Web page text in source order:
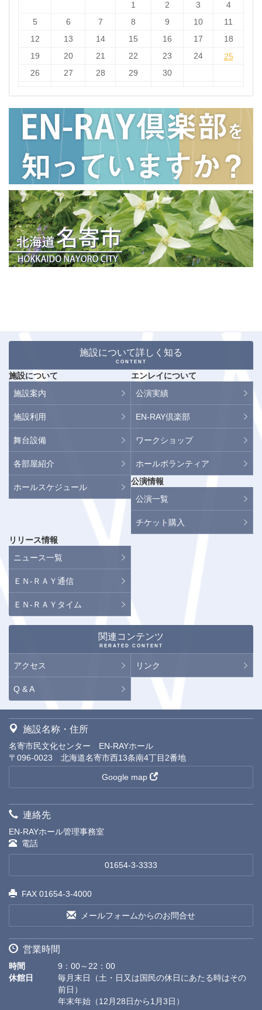
1 2 3
4
5
6 7 8 9 10
11
12
13 14 15 16 17
18
19
20 21 22 23 24 25
25
26
27 28 29 30
施設について詳しく知る
CONTENT
施設について
施設案内
施設利用
舞台設備
各部屋紹介
ホールスケジュール
エンレイについて
公演実績
EN-RAY倶楽部
ワークショップ
ホールボランティア
公演情報
公演一覧
チケット購入
リリース情報
ニュース一覧
ＥＮ-ＲＡＹ通信
ＥＮ-ＲＡＹタイム
関連コンテンツ
RERATED CONTENT
アクセス リンク
Q & A
施設名称・住所
名寄市民文化センター EN-RAYホール
〒096-0023 北海道名寄市西13条南4丁目2番地
Google map
連絡先
EN-RAYホール管理事務室
電話
01654-3-3333
FAX 01654-3-4000
メールフォームからのお問合せ
営業時間
時間
9：00～22：00
休館日
毎月末日（土・日又は国民の休日にあたる時はその
前日）
年末年始（12月28日から1月3日）